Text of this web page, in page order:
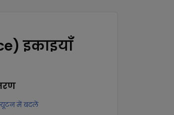
इकाइयाँ
में बदलें